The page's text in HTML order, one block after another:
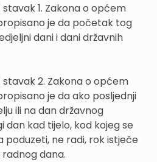
1. Zakona o općem
je da početak tog
dani i dani državnih
stavak 2. Zakona o općem
je da ako posljednji
ili na dan državnog
dan kad tijelo, kod kojeg se
ne radi, rok istječe
dana.